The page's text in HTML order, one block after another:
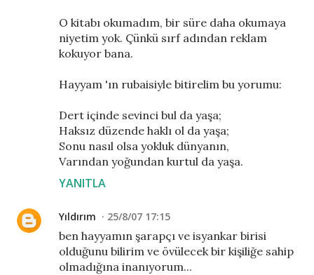
O kitabı okumadım, bir süre daha okumaya
niyetim yok. Çünkü sırf adından reklam
kokuyor bana.
Hayyam 'ın rubaisiyle bitirelim bu yorumu:
Dert içinde sevinci bul da yaşa;
Haksız düzende haklı ol da yaşa;
Sonu nasıl olsa yokluk dünyanın,
Varından yoğundan kurtul da yaşa.
YANITLA
Yıldırım 25/8/07 17:15
ben hayyamın şarapçı ve isyankar birisi
olduğunu bilirim ve övülecek bir kişiliğe sahip
olmadığına inanıyorum...